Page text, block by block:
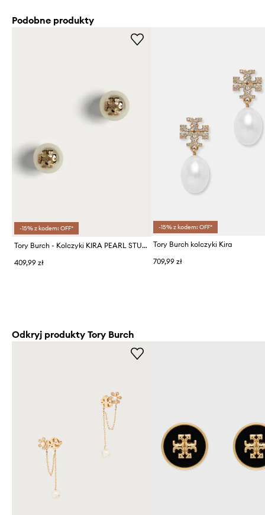
Podobne produkty
-15% z kodem: OFF*
Tory Burch - Kolczyki KIRA PEARL STUD
409,99 zł
-15% z kodem: OFF*
Tory Burch kolczyki Kira
709,99 zł
Odkryj produkty Tory Burch